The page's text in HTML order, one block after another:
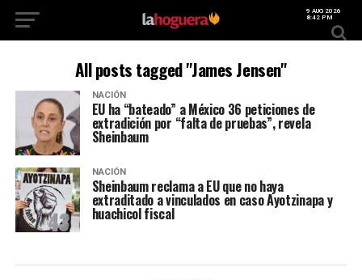
9 AUG 2026
8:42 PM
All posts tagged "James Jensen"
NACIÓN
EU ha “bateado” a México 36 peticiones de
extradición por “falta de pruebas”, revela
Sheinbaum
NACIÓN
Sheinbaum reclama a EU que no haya
extraditado a vinculados en caso Ayotzinapa y
huachicol fiscal